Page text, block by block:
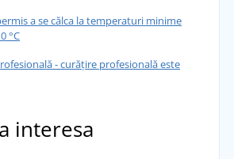
a se călca la temperaturi minime
°C
- curățire profesională este
interesa